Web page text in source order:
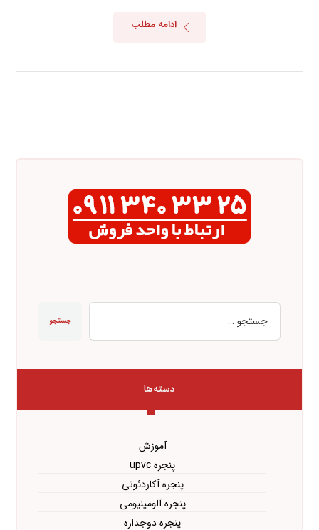
ادامه مطلب
جستجو
دسته‌ها
آموزش
پنجره upvc
پنجره آکاردئونی
پنجره آلومینیومی
پنجره دوجداره